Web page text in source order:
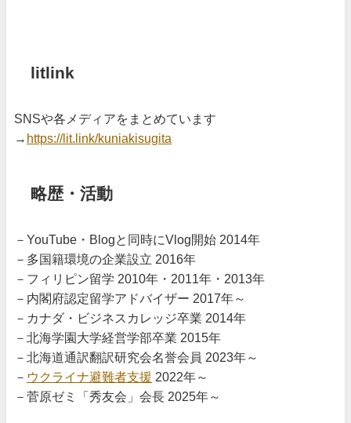
litlink
SNSや各メディアをまとめています
→ https://lit.link/kuniakisugita
略歴・活動
－YouTube・Blogと同時にVlog開始 2014年
－多国籍環境の企業設立 2016年
－フィリピン留学 2010年・2011年・2013年
－内閣府認定留学アドバイザー 2017年～
－カナダ・ビジネスカレッジ卒業 2014年
－北海学園大学経営学部卒業 2015年
－北海道通訳翻訳研究会名誉会員 2023年～
－ ウクライナ避難者支援 2022年～
－菅原ゼミ「秀友会」会長 2025年～